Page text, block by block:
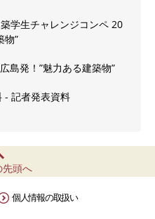
学生チャレンジコンペ 20
物”
島発！”魅力ある建築物”
- 記者発表資料
先頭へ
個人情報の取扱い